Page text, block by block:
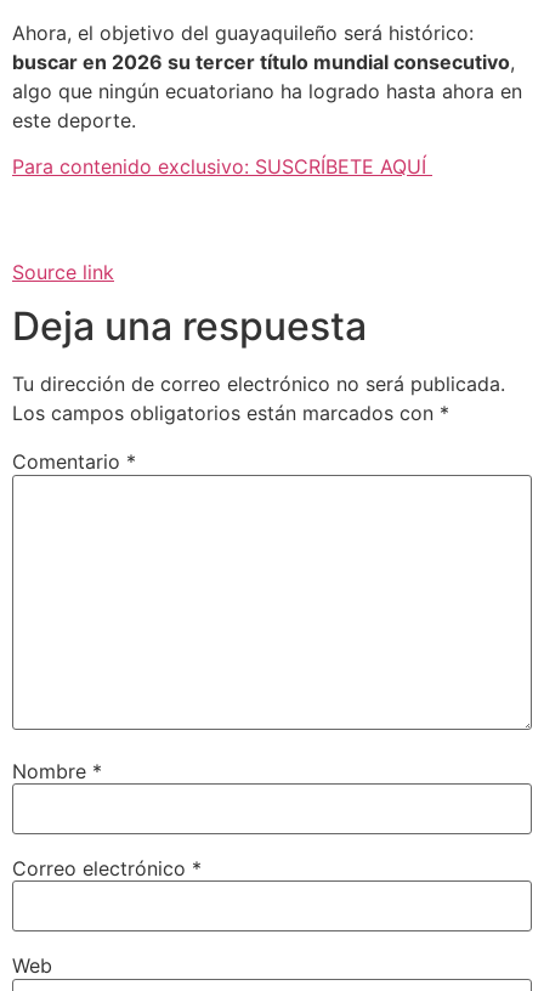
Ahora, el objetivo del guayaquileño será histórico:
buscar en 2026 su tercer título mundial consecutivo,
algo que ningún ecuatoriano ha logrado hasta ahora en
este deporte.
Para contenido exclusivo: SUSCRÍBETE AQUÍ
Source link
Deja una respuesta
Tu dirección de correo electrónico no será publicada.
Los campos obligatorios están marcados con *
Comentario *
Nombre *
Correo electrónico *
Web